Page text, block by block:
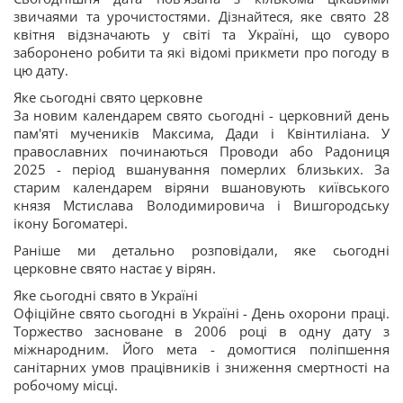
звичаями та урочистостями. Дізнайтеся, яке свято 28
квітня відзначають у світі та Україні, що суворо
заборонено робити та які відомі прикмети про погоду в
цю дату.
Яке сьогодні свято церковне
За новим календарем свято сьогодні - церковний день
пам'яті мучеників Максима, Дади і Квінтиліана. У
православних починаються Проводи або Радониця
2025 - період вшанування померлих близьких. За
старим календарем віряни вшановують київського
князя Мстислава Володимировича і Вишгородську
ікону Богоматері.
Раніше ми детально розповідали, яке сьогодні
церковне свято настає у вірян.
Яке сьогодні свято в Україні
Офіційне свято сьогодні в Україні - День охорони праці.
Торжество засноване в 2006 році в одну дату з
міжнародним. Його мета - домогтися поліпшення
санітарних умов працівників і зниження смертності на
робочому місці.